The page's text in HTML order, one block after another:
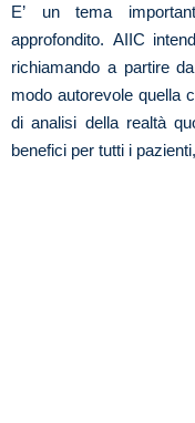
E’ un tema
approfondito. AIIC
richiamando a partire
modo autorevole quella
di analisi della realtà
benefici per tutti i